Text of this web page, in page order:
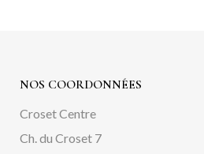
NOS COORDONNÉES
Croset Centre
Ch. du Croset 7